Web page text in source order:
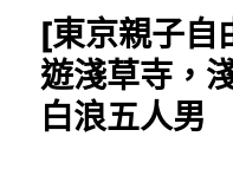
[東京親子自
遊淺草寺，
白浪五人男